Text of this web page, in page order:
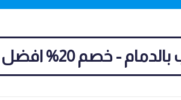
خصم 20% افضل شركة تنظيف